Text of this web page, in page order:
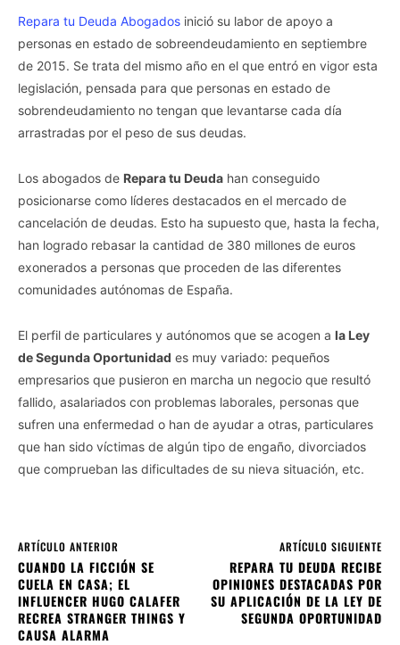
Repara tu Deuda Abogados inició su labor de apoyo a
personas en estado de sobreendeudamiento en septiembre
de 2015. Se trata del mismo año en el que entró en vigor esta
legislación, pensada para que personas en estado de
sobrendeudamiento no tengan que levantarse cada día
arrastradas por el peso de sus deudas.
Los abogados de Repara tu Deuda han conseguido
posicionarse como líderes destacados en el mercado de
cancelación de deudas. Esto ha supuesto que, hasta la fecha,
han logrado rebasar la cantidad de 380 millones de euros
exonerados a personas que proceden de las diferentes
comunidades autónomas de España.
El perfil de particulares y autónomos que se acogen a la Ley
de Segunda Oportunidad es muy variado: pequeños
empresarios que pusieron en marcha un negocio que resultó
fallido, asalariados con problemas laborales, personas que
sufren una enfermedad o han de ayudar a otras, particulares
que han sido víctimas de algún tipo de engaño, divorciados
que comprueban las dificultades de su nieva situación, etc.
ARTÍCULO ANTERIOR
CUANDO LA FICCIÓN SE
CUELA EN CASA; EL
INFLUENCER HUGO CALAFER
RECREA STRANGER THINGS Y
CAUSA ALARMA
ARTÍCULO SIGUIENTE
REPARA TU DEUDA RECIBE
OPINIONES DESTACADAS POR
SU APLICACIÓN DE LA LEY DE
SEGUNDA OPORTUNIDAD